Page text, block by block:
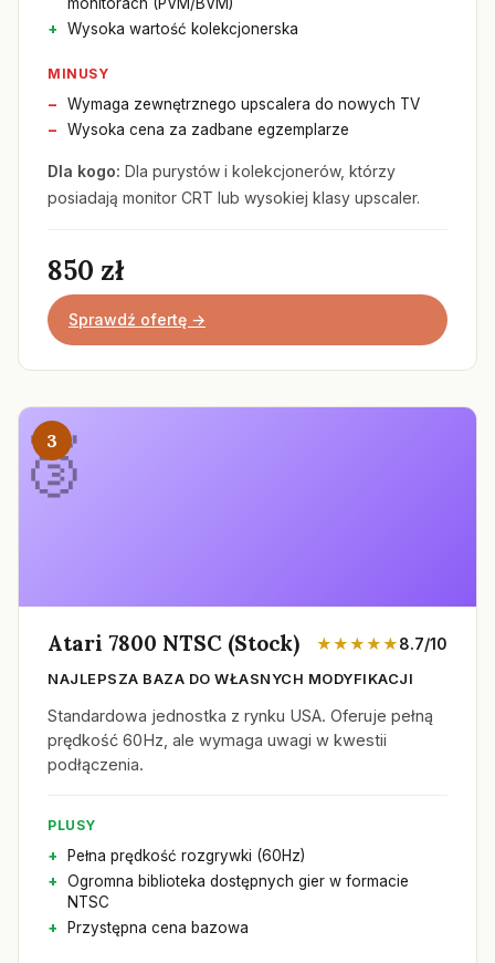
monitorach (PVM/BVM)
Wysoka wartość kolekcjonerska
MINUSY
Wymaga zewnętrznego upscalera do nowych TV
Wysoka cena za zadbane egzemplarze
Dla kogo: Dla purystów i kolekcjonerów, którzy
posiadają monitor CRT lub wysokiej klasy upscaler.
850 zł
Sprawdź ofertę →
3
Atari 7800 NTSC (Stock) ★★★★★8.7/10
NAJLEPSZA BAZA DO WŁASNYCH MODYFIKACJI
Standardowa jednostka z rynku USA. Oferuje pełną
prędkość 60Hz, ale wymaga uwagi w kwestii
podłączenia.
PLUSY
Pełna prędkość rozgrywki (60Hz)
Ogromna biblioteka dostępnych gier w formacie
NTSC
Przystępna cena bazowa